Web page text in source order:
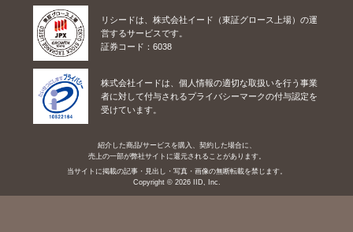
リシードは、株式会社イード（東証グロース上場）の運
営するサービスです。
証券コード：6038
株式会社イードは、個人情報の適切な取扱いを行う事業
者に対して付与されるプライバシーマークの付与認定を
受けています。
紹介した商品/サービスを購入、契約した場合に、
売上の一部が弊社サイトに還元されることがあります。
当サイトに掲載の記事・見出し・写真・画像の無断転載を禁じます。
Copyright © 2026 IID, Inc.